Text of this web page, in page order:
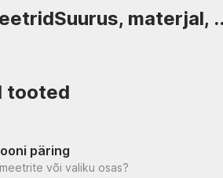
Suurus, materjal,
tooted
päring
või valiku osas?